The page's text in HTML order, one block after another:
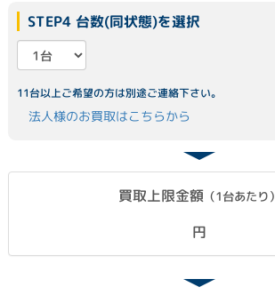
STEP4 台数(同状態)を選択
11台以上ご希望の方は別途ご連絡下さい。
法人様のお買取はこちらから
買取上限金額 （1台あたり）
円